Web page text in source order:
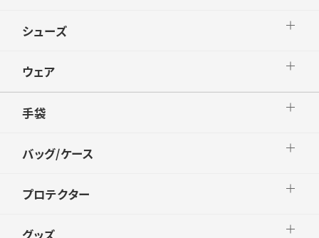
シューズ
ウェア
手袋
バッグ/ケース
プロテクター